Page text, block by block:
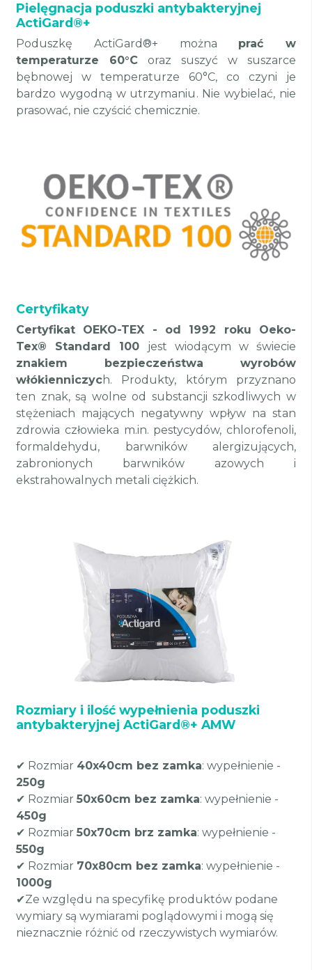
Pielęgnacja poduszki antybakteryjnej
ActiGard®+
Poduszkę ActiGard®+ można prać w
temperaturze 60°C oraz suszyć w suszarce
bębnowej w temperaturze 60°C, co czyni je
bardzo wygodną w utrzymaniu. Nie wybielać, nie
prasować, nie czyścić chemicznie.
Certyfikaty
Certyfikat OEKO-TEX - od 1992 roku Oeko-
Tex® Standard 100 jest wiodącym w świecie
znakiem bezpieczeństwa wyrobów
włókienniczych. Produkty, którym przyznano
ten znak, są wolne od substancji szkodliwych w
stężeniach mających negatywny wpływ na stan
zdrowia człowieka m.in. pestycydów, chlorofenoli,
formaldehydu, barwników alergizujących,
zabronionych barwników azowych i
ekstrahowalnych metali ciężkich.
Rozmiary i ilość wypełnienia poduszki
antybakteryjnej ActiGard®+ AMW
✔ Rozmiar 40x40cm bez zamka: wypełnienie -
250g
✔ Rozmiar 50x60cm bez zamka: wypełnienie -
450g
✔ Rozmiar 50x70cm brz zamka: wypełnienie -
550g
✔ Rozmiar 70x80cm bez zamka: wypełnienie -
1000g
✔Ze względu na specyfikę produktów podane
wymiary są wymiarami poglądowymi i mogą się
nieznacznie różnić od rzeczywistych wymiarów.